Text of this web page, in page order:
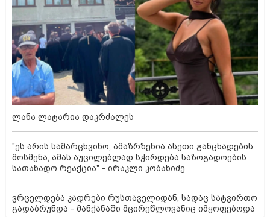
ლანა ლატარია დაკრძალეს
"ეს არის სამარცხვინო, ამაზრზენია ასეთი განცხადების
მოსმენა, ამას აუცილებლად სჭირდება საზოგადოების
სათანადო რეაქცია" - ირაკლი კობახიძე
ვრცელდება კადრები რუსთაველიდან, სადაც სატვირთო
გადაბრუნდა - მანქანაში მცირეწლოვანიც იმყოფებოდა